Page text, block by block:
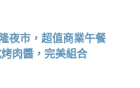
夜市，超值商業午餐
肉醬，完美組合